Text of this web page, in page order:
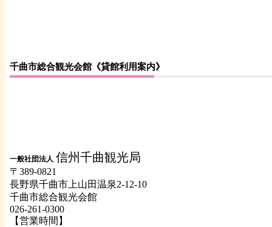
千曲市総合観光会館《貸館利用案内》
一般社団法人 信州千曲観光局
〒389-0821
長野県千曲市上山田温泉2-12-10
千曲市総合観光会館
026-261-0300
【営業時間】